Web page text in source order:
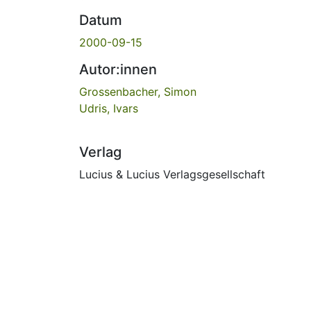
Datum
2000-09-15
Autor:innen
Grossenbacher, Simon
Udris, Ivars
Verlag
Lucius & Lucius Verlagsgesellschaft